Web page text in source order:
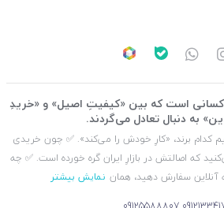
کسانی است که بین «کیفیتِ اصیل» و «خریدِ
به دنبال تعادل می‌گردند.
کدام برند، «کارِ خودش را می‌کند». ✅ چون خریدی
که اصالتش در بازارِ ایران گره خورده است. ✅ چه
سفارش دهید، همان نمایش بیشتر